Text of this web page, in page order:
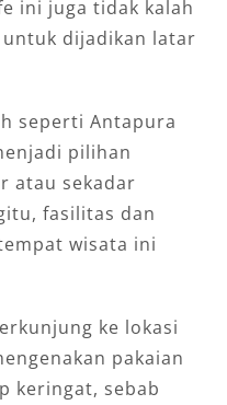
ini juga tidak kalah
untuk dijadikan latar
seperti Antapura
pilihan
atau sekadar
fasilitas dan
wisata ini
ke lokasi
pakaian
keringat, sebab